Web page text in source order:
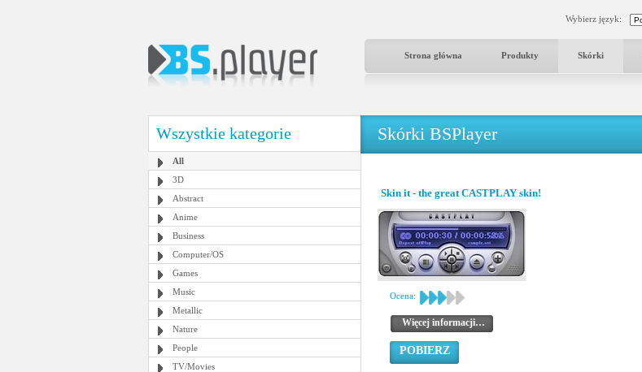
Wybierz język:
Strona główna Produkty Skórki
Wszystkie kategorie
All
3D
Abstract
Anime
Business
Computer/OS
Games
Music
Metallic
Nature
People
TV/Movies
Skórki BSPlayer
Skin it - the great CASTPLAY skin!
Ocena:
Więcej informacji…
POBIERZ